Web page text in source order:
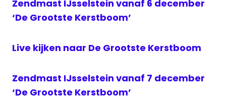
Kijk MIJ
stralen
Museum
IJsselstein
tentoonstelling
zendmast
Zendmast IJsselstein vanaf 6 december
‘De Grootste Kerstboom’
Live kijken naar De Grootste Kerstboom
Zendmast IJsselstein vanaf 7 december
‘De Grootste Kerstboom’